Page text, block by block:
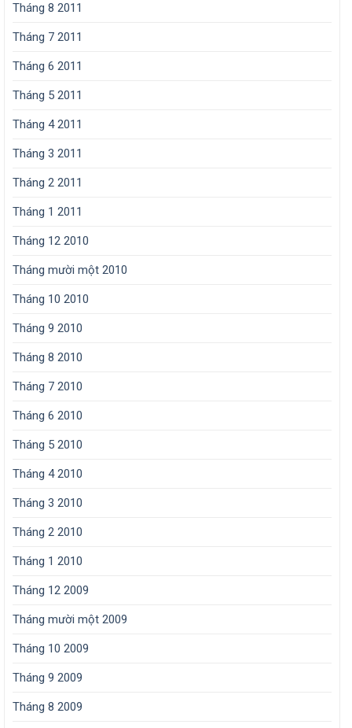
Tháng 8 2011
Tháng 7 2011
Tháng 6 2011
Tháng 5 2011
Tháng 4 2011
Tháng 3 2011
Tháng 2 2011
Tháng 1 2011
Tháng 12 2010
Tháng mười một 2010
Tháng 10 2010
Tháng 9 2010
Tháng 8 2010
Tháng 7 2010
Tháng 6 2010
Tháng 5 2010
Tháng 4 2010
Tháng 3 2010
Tháng 2 2010
Tháng 1 2010
Tháng 12 2009
Tháng mười một 2009
Tháng 10 2009
Tháng 9 2009
Tháng 8 2009